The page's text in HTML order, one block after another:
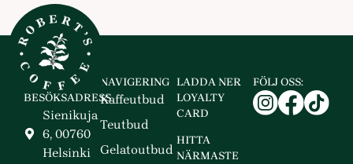
BESÖKSADRESS
Sienikuja
6, 00760
Helsinki
NAVIGERING
Kaffeutbud
Teutbud
Gelatoutbud
LADDA NER
LOYALTY
CARD
HITTA
NÄRMASTE
FÖLJ OSS: